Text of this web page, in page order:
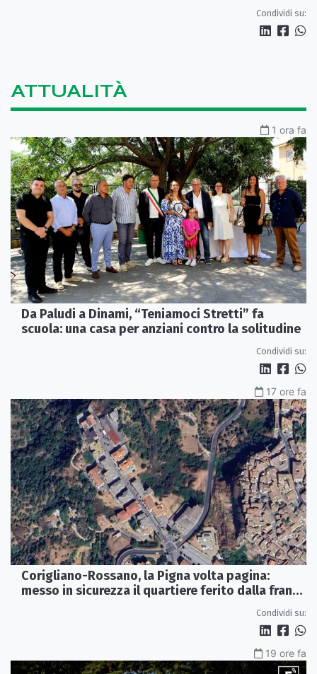
Condividi su:
ATTUALITÀ
1 ora fa
Da Paludi a Dinami, “Teniamoci Stretti” fa
scuola: una casa per anziani contro la solitudine
Condividi su:
17 ore fa
Corigliano-Rossano, la Pigna volta pagina:
messo in sicurezza il quartiere ferito dalla frana
Condividi su:
19 ore fa